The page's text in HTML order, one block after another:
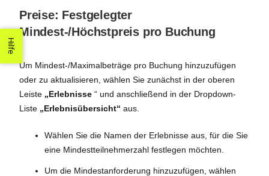
Preise: Festgelegter
Mindest-/Höchstpreis pro Buchung
Um Mindest-/Maximalbeträge pro Buchung hinzuzufügen
oder zu aktualisieren, wählen Sie zunächst in der oberen
Leiste „Erlebnisse “ und anschließend in der Dropdown-
Liste „Erlebnisübersicht“ aus.
Wählen Sie die Namen der Erlebnisse aus, für die Sie
eine Mindestteilnehmerzahl festlegen möchten.
Um die Mindestanforderung hinzuzufügen, wählen
Hilfe